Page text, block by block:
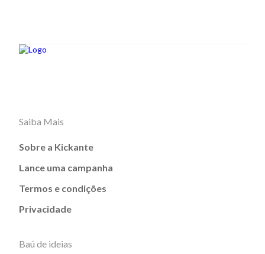
Saiba Mais
Sobre a Kickante
Lance uma campanha
Termos e condições
Privacidade
Baú de ideias